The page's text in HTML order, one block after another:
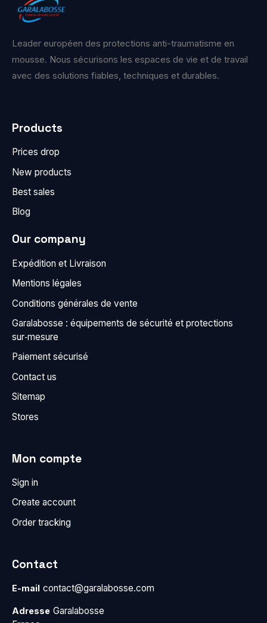
Leader européen des protections anti-traumatisme en
mousse. Nous sécurisons les espaces de vie et de travail
avec des solutions fiables, techniques et durables.
Products
Prices drop
New products
Best sales
Blog
Our company
Expédition et Livraison
Mentions légales
Conditions générales de vente
Garalabosse : équipements de sécurité et protections
sur‑mesure
Paiement sécurisé
Contact us
Sitemap
Stores
Mon compte
Sign in
Create account
Order tracking
Contact
E-mail contact@garalabosse.com
Adresse Garalabosse